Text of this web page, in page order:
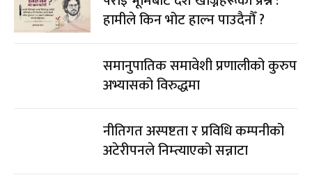
हामीले किन भोट हाल्न पाउदैनौँ ?
समानुपातिक समावेशी प्रणालीको कुरुप
अभ्यासको विरुद्धमा
नीतिगत अस्पष्टता र प्रविधि कम्पनीको
अटेरीपनले निम्त्याएको सन्नाटा